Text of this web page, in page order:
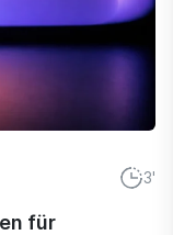
3'
für